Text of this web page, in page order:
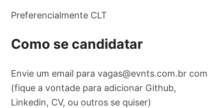
Preferencialmente CLT
Como se candidatar
Envie um email paravagas@evnts.com.br com
(fique a vontade para adicionar Github,
Linkedin, CV, ou outros se quiser)